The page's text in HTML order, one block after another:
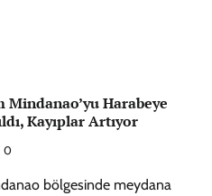
Harabeye
Kayıplar Artıyor
0
bölgesinde meydana